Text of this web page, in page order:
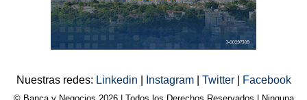
Nuestras redes: Linkedin Instagram Twitter Facebook